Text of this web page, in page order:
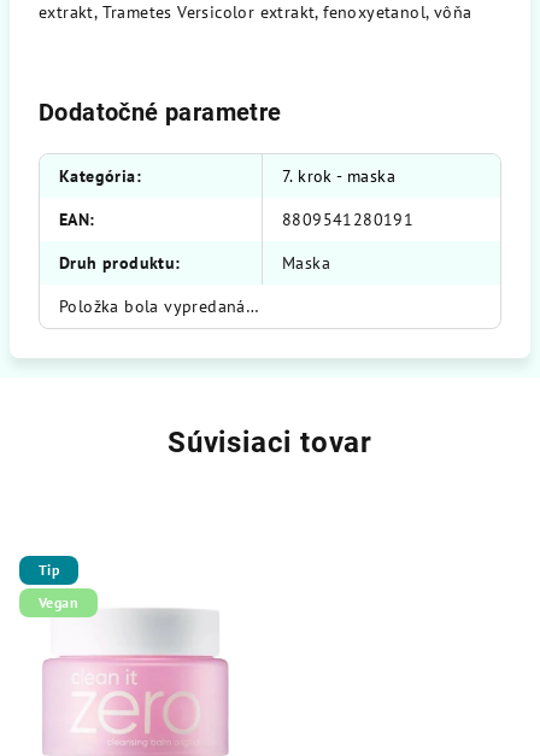
extrakt, Trametes Versicolor extrakt, fenoxyetanol, vôňa
Dodatočné parametre
Kategória:
7. krok - maska
EAN:
8809541280191
Druh produktu:
Maska
Položka bola vypredaná…
Súvisiaci tovar
Tip
Vegan